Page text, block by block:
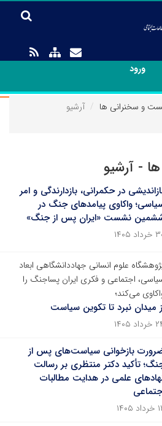
ورود
و سخنرانی ها
آرشیو
- آرشیو
در حکمرانی، بازدارندگی و امر
واکاوی پیامدهای جنگ در
نشست «ایران پس از جنگ»
۱۴۰۵
علوم انسانی جهاددانشگاهی ابعاد
اجتماعی و فکری ایران پساجنگ را
می‌کند؛
میدان نبرد تا تکوین سیاست
۱۴۰۵
بازخوانی سیاست‌های پس از
تأکید دکتر منتظری بر رسالت
علمی در هدایت مطالبات
۱۴۰۵